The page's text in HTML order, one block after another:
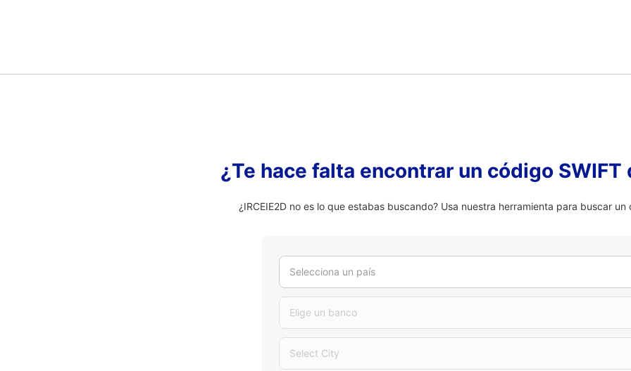
¿Te hace falta encontrar un código
¿IRCEIE2D no es lo que estabas buscando? Usa nuestra herramienta para buscar
Selecciona un país
Elige un banco
Select City